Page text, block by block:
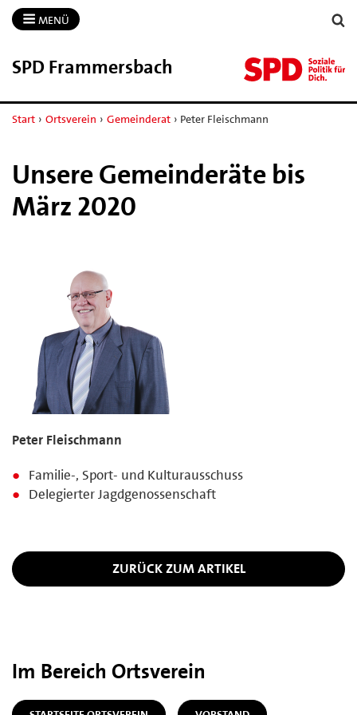
MENÜ
SPD Frammersbach
Start › Ortsverein › Gemeinderat › Peter Fleischmann
Unsere Gemeinderäte bis
März 2020
Peter Fleischmann
Familie-, Sport- und Kulturausschuss
Delegierter Jagdgenossenschaft
ZURÜCK ZUM ARTIKEL
Im Bereich Ortsverein